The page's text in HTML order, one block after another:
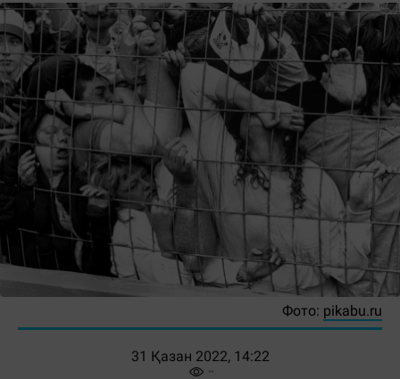
Фото: pikabu.ru
31 Қазан 2022, 14:22